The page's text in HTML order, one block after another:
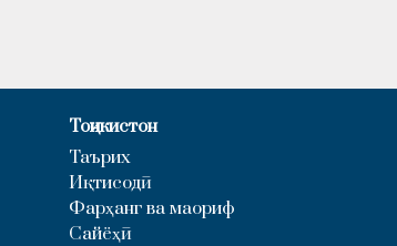
Тоҷикистон
Таърих
Иқтисодӣ
Фарҳанг ва маориф
Сайёҳӣ